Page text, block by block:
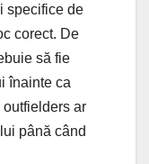
specifice de
corect. De
să fie
înainte ca
ar
până când